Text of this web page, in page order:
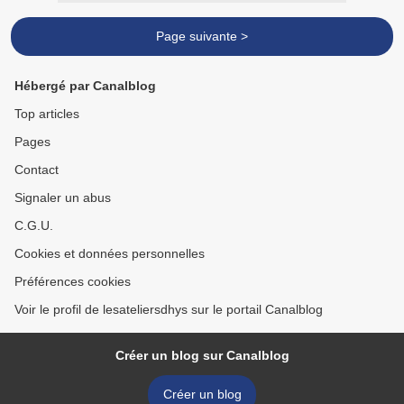
Page suivante >
Hébergé par Canalblog
Top articles
Pages
Contact
Signaler un abus
C.G.U.
Cookies et données personnelles
Préférences cookies
Voir le profil de lesateliersdhys sur le portail Canalblog
Créer un blog sur Canalblog
Créer un blog